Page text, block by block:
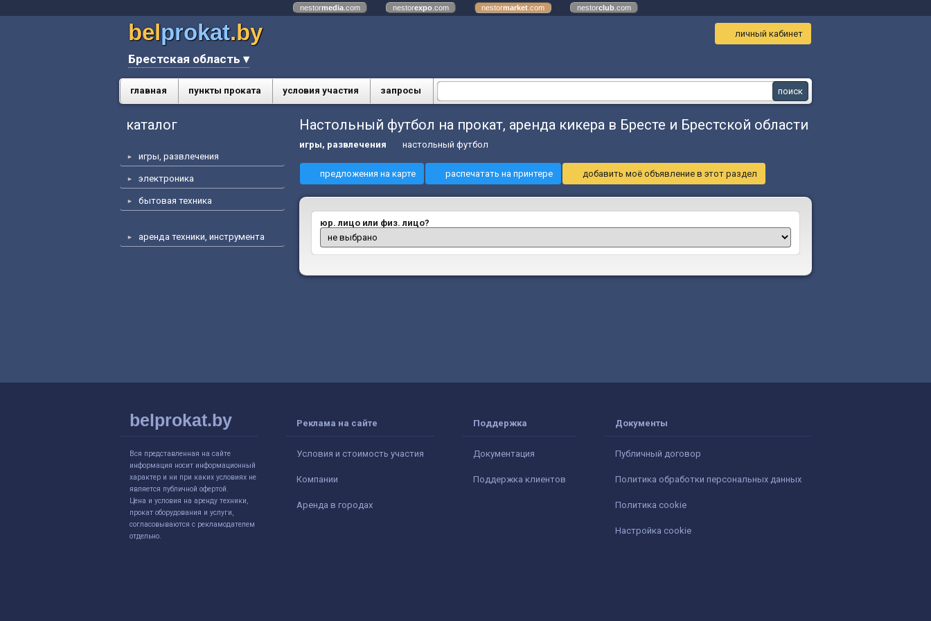
nestormedia .com nestorexpo .com nestormarket .com nestorclub .com
belprokat.by
Брестская область ▾
личный кабинет
главная пункты проката условия участия запросы
каталог
игры, развлечения
электроника
бытовая техника
аренда техники, инструмента
Настольный футбол на прокат, аренда кикера в Бресте и Брестской области
игры, развлечения настольный футбол
предложения на карте распечатать на принтере добавить моё объявление в этот раздел
юр. лицо или физ. лицо?
belprokat.by
Вся представленная на сайте
информация носит информационный
характер и ни при каких условиях не
является публичной офертой.
Цена и условия на аренду техники,
прокат оборудования и услуги,
согласовываются с рекламодателем
отдельно.
Реклама на сайте
Условия и стоимость участия
Компании
Аренда в городах
Поддержка
Документация
Поддержка клиентов
Документы
Публичный договор
Политика обработки персональных данных
Политика cookie
Настройка cookie